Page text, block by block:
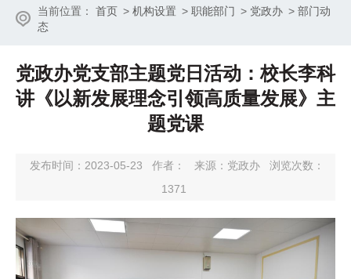
当前位置： 首页 > 机构设置 > 职能部门 > 党政办 > 部门动
态
党政办党支部主题党日活动：校长李科
讲《以新发展理念引领高质量发展》主
题党课
发布时间：2023-05-23 作者： 来源：党政办
浏览次数：
1371